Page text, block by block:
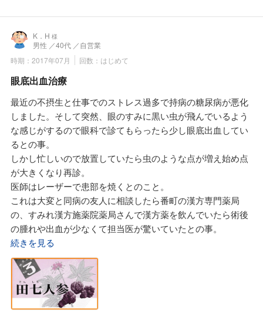
父母は痩せていて体重が少ないので佐藤先生は基本量の1日2
回、1回2カプセルではなく平素は1回1カプセルで良いよとの
こと。
そして体調の悪いときには規定量と指導してくれています。
とか、生活習慣の改善方法を霊黄参とか父母が漢方薬を発注
する毎に手紙に書いてくれているそうです。
そう言えば子供の体調が悪い時に漢方薬を購入する毎に子供
の食事や生活習慣を詳しく聞かれました。
佐藤先生も息子の薬剤師さんも事ある毎に石油から合成した
化学薬品、そして食品添加物入りの食材、酒精とかアルコー
ル添加の味噌や醤油、味醂は使わないようにと教えてくれま
す。
家内は子供の食事を見直そうと、佐藤先生がNHK文化センタ
ーで講義している講座に1年間通いました。
今では佐藤先生からお墨付きを戴けるまで食のプロになって
います。
私も最近は仕事が忙しい時には霊黄参をドリンク代わりに1
回2カプセルを朝夕に飲んでいます。
カフェインやアルコール、合成ビタミン、白砂糖添加のドリ
K．H 様
男性 ／40代 ／自営業
時期：2017年07月
回数：はじめて
眼底出血治療
最近の不摂生と仕事でのストレス過多で持病の糖尿病が悪化
しました。そして突然、眼のすみに黒い虫が飛んでいるよう
な感じがするので眼科で診てもらったら少し眼底出血してい
るとの事。
しかし忙しいので放置していたら虫のような点が増え始め点
が大きくなり再診。
医師はレーザーで患部を焼くとのこと。
これは大変と同病の友人に相談したら番町の漢方専門薬局
の、すみれ漢方施薬院薬局さんで漢方薬を飲んでいたら術後
の腫れや出血が少なくて担当医が驚いていたとの事。
早速に、すみれ漢方施薬院薬局さんに電話したら管理薬剤師
は学校薬剤師として教室の空気検査に出かけているが、もう
一人の薬剤師は勤務中とかで即、時間を打ち合わせて薬局に
出向きました。
若い薬剤師さんでしたが毎月、東京へ漢方研修に出向いてい
るとか。
続きを見る